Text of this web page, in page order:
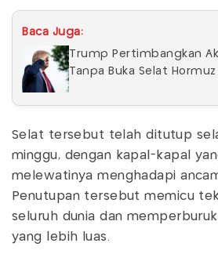
Baca Juga:
Trump Pertimbangkan
Tanpa Buka Selat Hormuz
Selat tersebut telah ditutup
minggu, dengan kapal-kapal
melewatinya menghadapi
Penutupan tersebut memicu
seluruh dunia dan
yang lebih luas.